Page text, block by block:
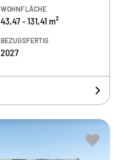
WOHNFLÄCHE
43,47 - 131,41 m²
BEZUGSFERTIG
2027